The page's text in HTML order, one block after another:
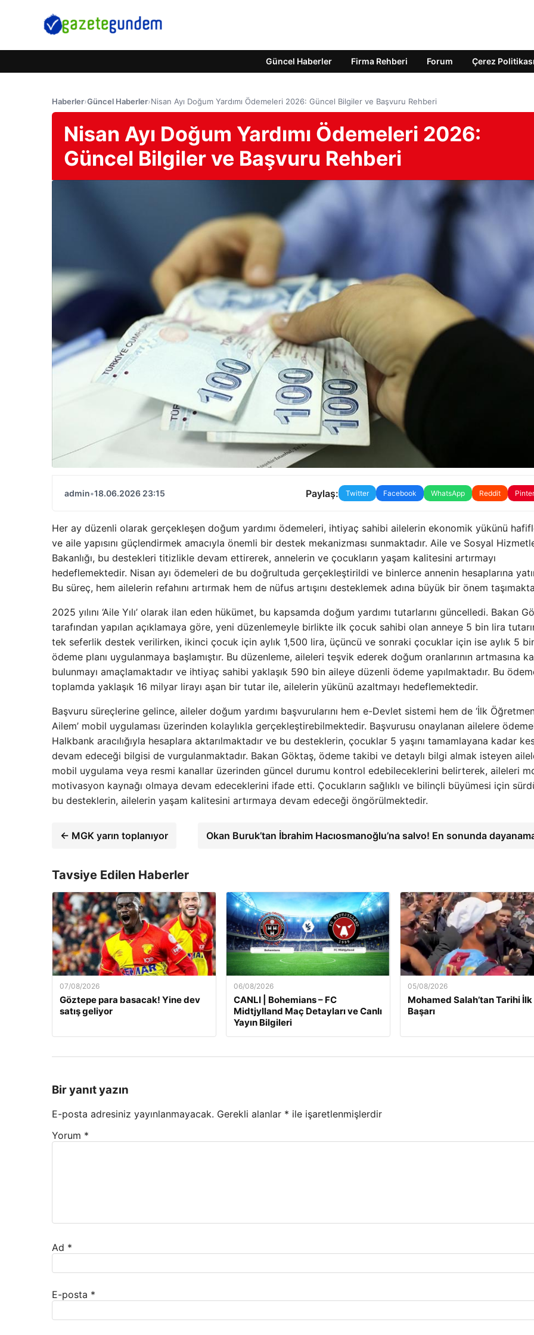
Güncel Haberler Firma Rehberi Forum Çerez Politikası
Haberler›Güncel Haberler›Nisan Ayı Doğum Yardımı Ödemeleri 2026: Güncel Bilgiler ve Başvuru Rehberi
Nisan Ayı Doğum Yardımı Ödemeleri 2026:
Güncel Bilgiler ve Başvuru Rehberi
admin•18.06.2026 23:15 Paylaş: Twitter Facebook WhatsApp Reddit
Her ay düzenli olarak gerçekleşen doğum yardımı ödemeleri, ihtiyaç sahibi ailelerin ekonomik yükünü
ve aile yapısını güçlendirmek amacıyla önemli bir destek mekanizması sunmaktadır. Aile ve Sosyal
Bakanlığı, bu destekleri titizlikle devam ettirerek, annelerin ve çocukların yaşam kalitesini artırmayı
hedeflemektedir. Nisan ayı ödemeleri de bu doğrultuda gerçekleştirildi ve binlerce annenin hesaplarına
Bu süreç, hem ailelerin refahını artırmak hem de nüfus artışını desteklemek adına büyük bir önem
2025 yılını ‘Aile Yılı’ olarak ilan eden hükümet, bu kapsamda doğum yardımı tutarlarını güncelledi. Bakan
tarafından yapılan açıklamaya göre, yeni düzenlemeyle birlikte ilk çocuk sahibi olan anneye 5 bin lira
tek seferlik destek verilirken, ikinci çocuk için aylık 1,500 lira, üçüncü ve sonraki çocuklar için ise aylık 5
ödeme planı uygulanmaya başlamıştır. Bu düzenleme, aileleri teşvik ederek doğum oranlarının artmasına
bulunmayı amaçlamaktadır ve ihtiyaç sahibi yaklaşık 590 bin aileye düzenli ödeme yapılmaktadır. Bu
toplamda yaklaşık 16 milyar lirayı aşan bir tutar ile, ailelerin yükünü azaltmayı hedeflemektedir.
Başvuru süreçlerine gelince, aileler doğum yardımı başvurularını hem e-Devlet sistemi hem de ‘İlk
Ailem’ mobil uygulaması üzerinden kolaylıkla gerçekleştirebilmektedir. Başvurusu onaylanan ailelere
Halkbank aracılığıyla hesaplara aktarılmaktadır ve bu desteklerin, çocuklar 5 yaşını tamamlayana kadar
devam edeceği bilgisi de vurgulanmaktadır. Bakan Göktaş, ödeme takibi ve detaylı bilgi almak isteyen
mobil uygulama veya resmi kanallar üzerinden güncel durumu kontrol edebileceklerini belirterek, aileleri
motivasyon kaynağı olmaya devam edeceklerini ifade etti. Çocukların sağlıklı ve bilinçli büyümesi için
bu desteklerin, ailelerin yaşam kalitesini artırmaya devam edeceği öngörülmektedir.
← MGK yarın toplanıyor Okan Buruk’tan İbrahim Hacıosmanoğlu’na salvo! En sonunda
Tavsiye Edilen Haberler
07/08/2026
Göztepe para basacak! Yine dev
satış geliyor
06/08/2026
CANLI | Bohemians – FC
Midtjylland Maç Detayları ve Canlı
Yayın Bilgileri
05/08/2026
Mohamed Salah’tan Tarihi
Başarı
Bir yanıt yazın
E-posta adresiniz yayınlanmayacak. Gerekli alanlar * ile işaretlenmişlerdir
Yorum *
Ad *
E-posta *